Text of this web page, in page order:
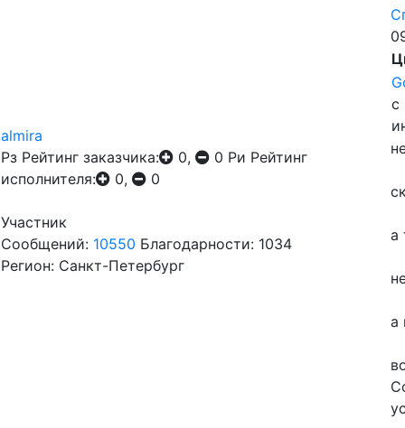
almira
Рз Рейтинг заказчика: 0, 0 Ри Рейтинг
исполнителя:
0, 0
Участник
Сообщений: 10550 Благодарности: 1034
Регион: Санкт-Петербург
с
а
а